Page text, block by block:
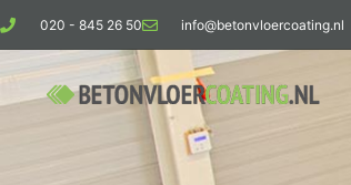
020 - 845 26 50 info@betonvloercoating.nl